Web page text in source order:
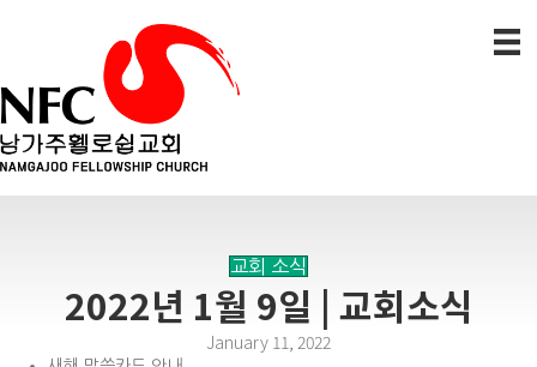
교회 소식
2022년 1월 9일 | 교회소식
January 11, 2022